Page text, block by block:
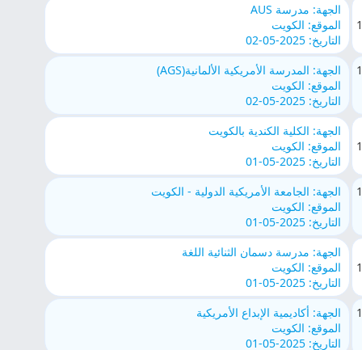
الجهة: مدرسة AUS
الموقع: الكويت
التاريخ: 2025-05-02
الجهة: المدرسة الأمريكية الألمانية(AGS)
الموقع: الكويت
التاريخ: 2025-05-02
الجهة: الكلية الكندية بالكويت
الموقع: الكويت
التاريخ: 2025-05-01
الجهة: الجامعة الأمريكية الدولية - الكويت
الموقع: الكويت
التاريخ: 2025-05-01
الجهة: مدرسة دسمان الثنائية اللغة
الموقع: الكويت
التاريخ: 2025-05-01
الجهة: أكاديمية الإبداع الأمريكية
الموقع: الكويت
التاريخ: 2025-05-01